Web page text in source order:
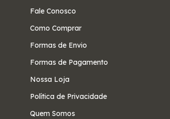
Fale Conosco
Como Comprar
Formas de Envio
Formas de Pagamento
Nossa Loja
Política de Privacidade
Quem Somos